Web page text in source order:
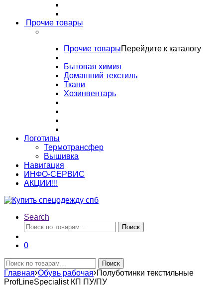
Прочие товары
Прочие товарыПерейдите к каталогу
Бытовая химия
Домашний текстиль
Ткани
Хозинвентарь
Логотипы
Термотрансфер
Вышивка
Навигация
ИНФО-СЕРВИС
АКЦИИ!!!
Search
Искать:
Поиск
0
Искать:
Поиск
Главная Обувь рабочая Полуботинки текстильные
ProfLineSpecialist КП ПУ/ПУ